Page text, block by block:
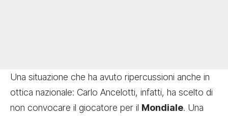
Una situazione che ha avuto ripercussioni anche in
ottica nazionale: Carlo Ancelotti, infatti, ha scelto di
non convocare il giocatore per il Mondiale. Una